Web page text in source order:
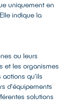
uniquement en
indique la
ou leurs
et les organismes
actions qu'ils
d'équipements
solutions